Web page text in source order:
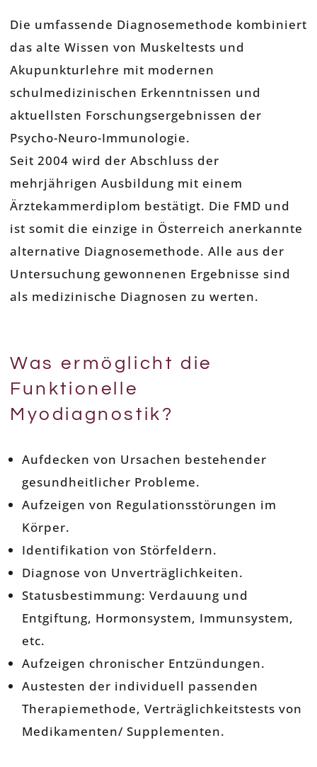
Die umfassende Diagnosemethode kombiniert
das alte Wissen von Muskeltests und
Akupunkturlehre mit modernen
schulmedizinischen Erkenntnissen und
aktuellsten Forschungsergebnissen der
Psycho-Neuro-Immunologie.
Seit 2004 wird der Abschluss der
mehrjährigen Ausbildung mit einem
Ärztekammerdiplom bestätigt. Die FMD und
ist somit die einzige in Österreich anerkannte
alternative Diagnosemethode. Alle aus der
Untersuchung gewonnenen Ergebnisse sind
als medizinische Diagnosen zu werten.
Was ermöglicht die
Funktionelle
Myodiagnostik?
Aufdecken von Ursachen bestehender
gesundheitlicher Probleme.
Aufzeigen von Regulationsstörungen im
Körper.
Identifikation von Störfeldern.
Diagnose von Unverträglichkeiten.
Statusbestimmung: Verdauung und
Entgiftung, Hormonsystem, Immunsystem,
etc.
Aufzeigen chronischer Entzündungen.
Austesten der individuell passenden
Therapiemethode, Verträglichkeitstests von
Medikamenten/ Supplementen.